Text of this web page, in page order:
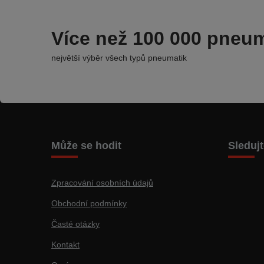
Více než 100 000
největší výběr všech typů pneumatik
Může se hodit
Zpracování osobních údajů
Obchodní podmínky
Časté otázky
Kontakt